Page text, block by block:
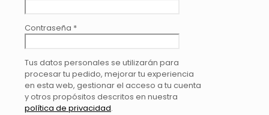
Contraseña *Obligatorio
Tus datos personales se utilizarán para
procesar tu pedido, mejorar tu experiencia
en esta web, gestionar el acceso a tu cuenta
y otros propósitos descritos en nuestra
política de privacidad.